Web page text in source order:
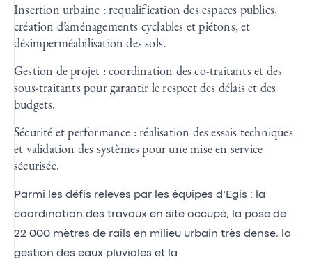
Insertion urbaine : requalification des espaces publics,
création d’aménagements cyclables et piétons, et
désimperméabilisation des sols.
Gestion de projet : coordination des co-traitants et des
sous-traitants pour garantir le respect des délais et des
budgets.
Sécurité et performance : réalisation des essais techniques
et validation des systèmes pour une mise en service
sécurisée.
Parmi les défis relevés par les équipes d’Egis : la
coordination des travaux en site occupé, la pose de
22 000 mètres de rails en milieu urbain très dense, la
gestion des eaux pluviales et la